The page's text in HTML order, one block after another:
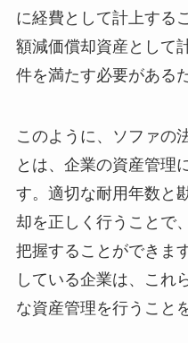
に経費として計上する
額減価償却資産として
件を満たす必要がある
このように、ソファの
とは、企業の資産管理
す。適切な耐用年数と
却を正しく行うことで
把握することができま
している企業は、これ
な資産管理を行うこと